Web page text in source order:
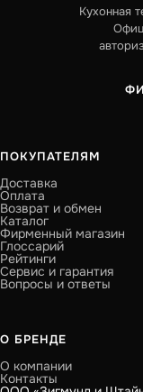
Кухонная
ПОКУПАТЕЛЯМ
Доставка
Оплата
Возврат и обмен
Каталог
Фирменный магазин
Глоссарий
Рейтинги
Сервис и гарантия
Вопросы и ответы
О БРЕНДЕ
О компании
Контакты